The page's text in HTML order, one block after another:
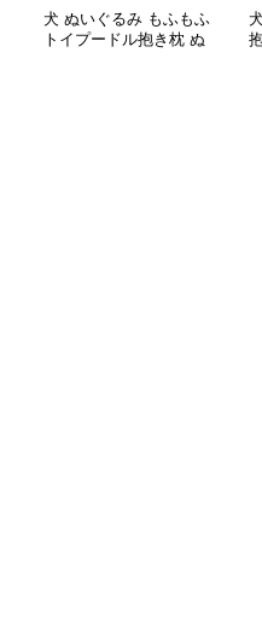
犬 ぬいぐるみ もふもふ
トイプードル抱き枕 ぬ